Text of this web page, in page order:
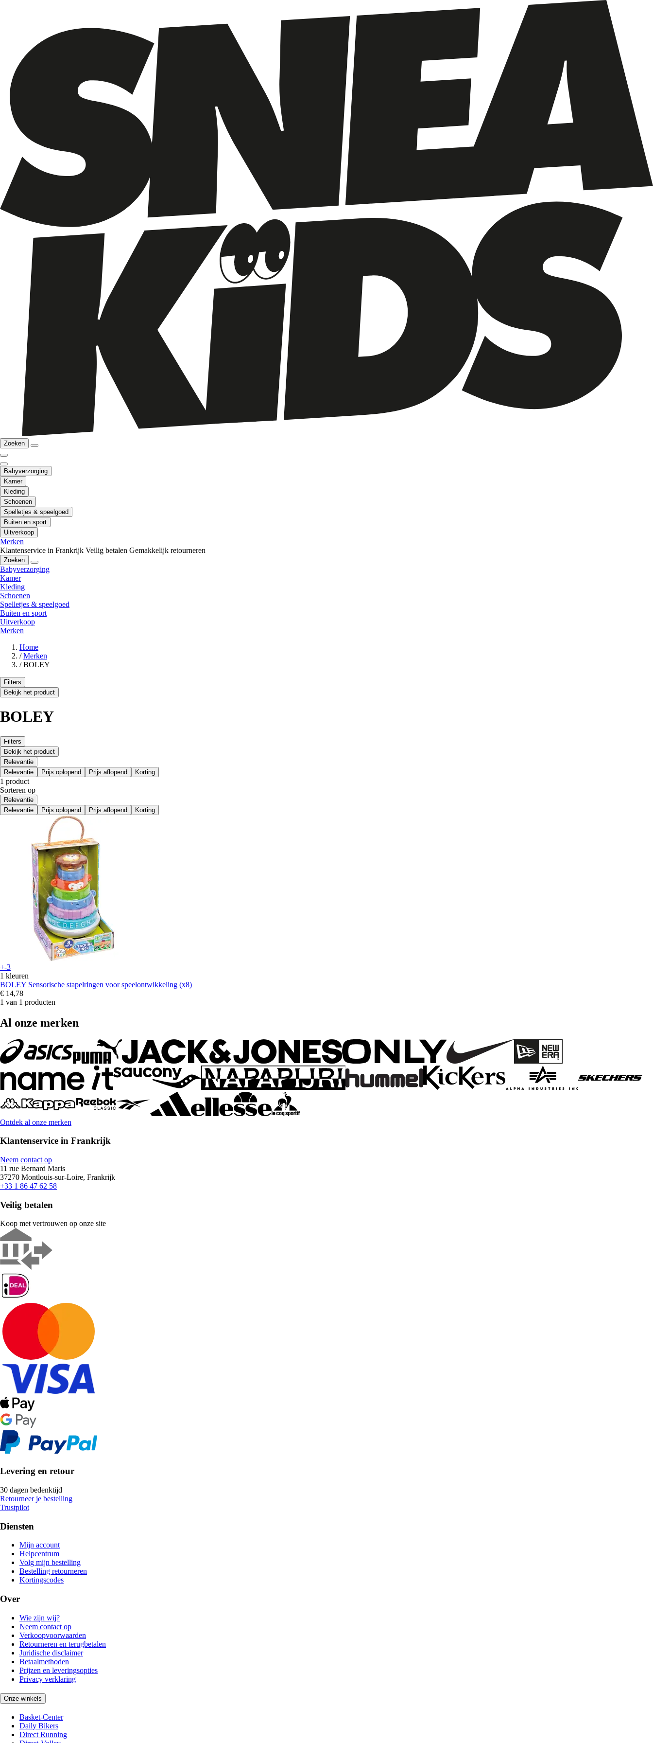
Zoeken
Babyverzorging
Kamer
Kleding
Schoenen
Spelletjes & speelgoed
Buiten en sport
Uitverkoop
Merken
Klantenservice in Frankrijk Veilig betalen Gemakkelijk retourneren
Zoeken
Babyverzorging
Kamer
Kleding
Schoenen
Spelletjes & speelgoed
Buiten en sport
Uitverkoop
Merken
Home
/ Merken
/ BOLEY
Filters
Bekijk het product
BOLEY
Filters
Bekijk het product
Relevantie
Relevantie
Prijs oplopend Prijs aflopend Korting
1 product
Sorteren op
Relevantie
Relevantie
Prijs oplopend Prijs aflopend Korting
+-3
1 kleuren
BOLEY Sensorische stapelringen voor speelontwikkeling (x8)
€ 14,78
1 van 1 producten
Al onze merken
Ontdek al onze merken
Klantenservice in Frankrijk
Neem contact op
11 rue Bernard Maris
37270 Montlouis-sur-Loire, Frankrijk
+33 1 86 47 62 58
Veilig betalen
Koop met vertrouwen op onze site
Levering en retour
30 dagen bedenktijd
Retourneer je bestelling
Trustpilot
Diensten
Mijn account
Helpcentrum
Volg mijn bestelling
Bestelling retourneren
Kortingscodes
Over
Wie zijn wij?
Neem contact op
Verkoopvoorwaarden
Retourneren en terugbetalen
Juridische disclaimer
Betaalmethoden
Prijzen en leveringsopties
Privacy verklaring
Onze winkels
Basket-Center
Daily Bikers
Direct Running